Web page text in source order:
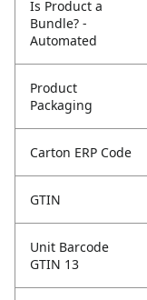
Is Product a
Bundle? -
Automated
Product
Packaging
Carton ERP Code
GTIN
Unit Barcode
GTIN 13